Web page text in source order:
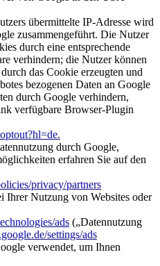
übermittelte IP-Adresse wird
zusammengeführt. Die Nutzer
durch eine entsprechende
verhindern; die Nutzer können
das Cookie erzeugten und
bezogenen Daten an Google
durch Google verhindern,
verfügbare Browser-Plugin
durch Google,
erfahren Sie auf den
privacy/partners
Ihrer Nutzung von Websites oder
ads („Datennutzung
settings/ads
verwendet, um Ihnen